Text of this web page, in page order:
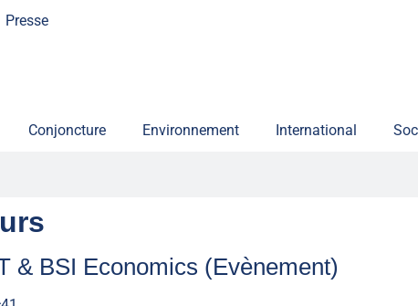
Presse
Conjoncture Environnement International
& BSI Economics (Evènement)